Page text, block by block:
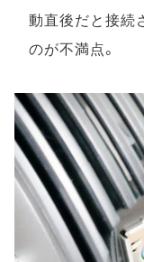
動直後だと接続
のが不満点。